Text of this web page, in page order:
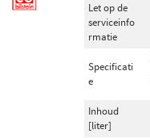
Let op de
serviceinfo
rmatie
Specificati
e
Inhoud
[liter]